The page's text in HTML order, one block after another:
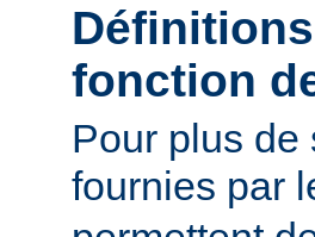
fonction
Pour plus de
fournies par